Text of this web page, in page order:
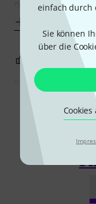
einfach durch
Sie können
über die
Die Ukulele hat
Mehr anzeigen